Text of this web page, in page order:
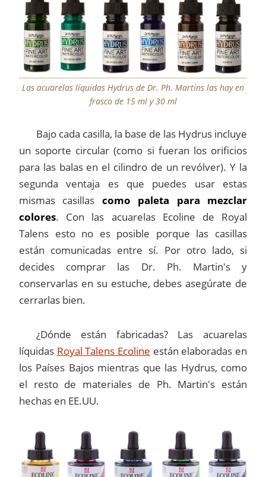
Las acuarelas líquidas Hydrus de Dr. Ph. Martins las hay en
frasco de 15 ml y 30 ml
Bajo cada casilla, la base de las Hydrus incluye
un soporte circular (como si fueran los orificios
para las balas en el cilindro de un revólver). Y la
segunda ventaja es que puedes usar estas
mismas casillas como paleta para mezclar
colores. Con las acuarelas Ecoline de Royal
Talens esto no es posible porque las casillas
están comunicadas entre sí. Por otro lado, si
decides comprar las Dr. Ph. Martin's y
conservarlas en su estuche, debes asegúrate de
cerrarlas bien.
¿Dónde están fabricadas? Las acuarelas
líquidas Royal Talens Ecoline están elaboradas en
los Países Bajos mientras que las Hydrus, como
el resto de materiales de Ph. Martin's están
hechas en EE.UU.